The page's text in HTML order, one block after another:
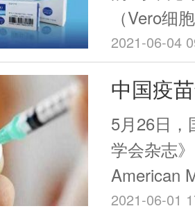
（Vero细
是广东省
紧急使用
由国家药
防联控机
紧急使用
接种了第
2021-06-04
中国疫
了！
5月26日
学会杂志
American
JAMA，
2021-06-01